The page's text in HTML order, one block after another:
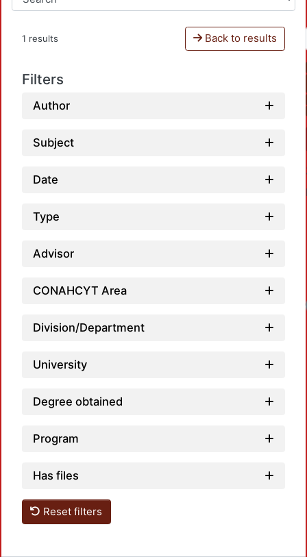
1 results Back to results
Filters
Author
Subject
Date
Type
Advisor
CONAHCYT Area
Division/Department
University
Degree obtained
Program
Has files
Reset filters